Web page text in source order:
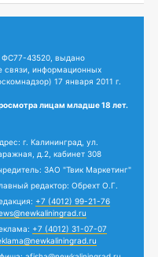
43520, выдано
связи, информационных
17 января 2011 г.
лицам младше 18 лет.
г. Калининград, ул.
д.2, кабинет 308
ЗАО "Твик Маркетинг"
редактор: Обрехт О.Г.
+7 (4012) 99-21-76
+7 (4012) 31-07-07